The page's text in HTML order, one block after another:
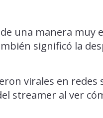
una manera muy
significó la
virales en redes
streamer al ver